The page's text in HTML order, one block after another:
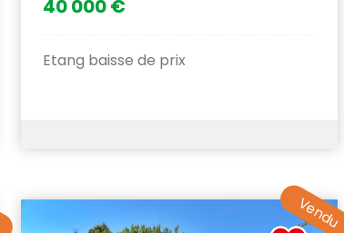
40 000 €
Etang baisse de prix
Vendu